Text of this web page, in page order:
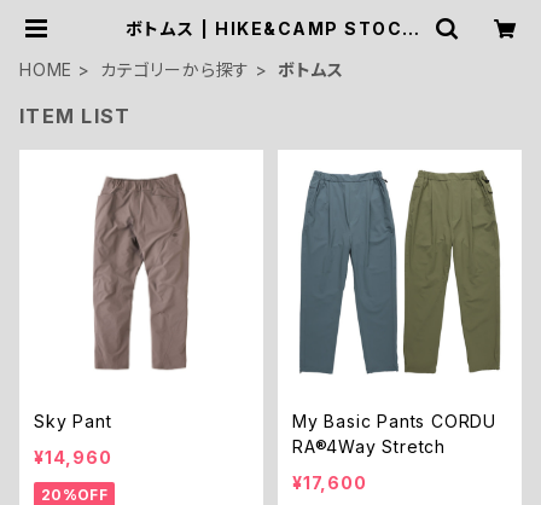
ボトムス | HIKE&CAMP STOCK
HOME
カテゴリーから探す ボトムス
ITEM LIST
Sky Pant
¥14,960
20%OFF
My Basic Pants CORDU
RA®4Way Stretch
¥17,600